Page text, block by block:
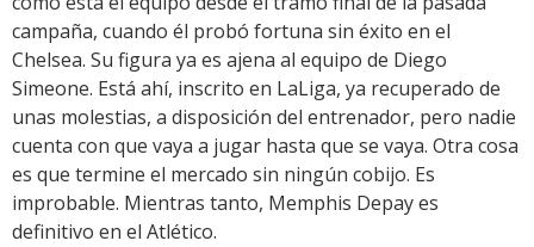
campaña, cuando él probó fortuna sin éxito en el
Chelsea. Su figura ya es ajena al equipo de Diego
Simeone. Está ahí, inscrito en LaLiga, ya recuperado de
unas molestias, a disposición del entrenador, pero nadie
cuenta con que vaya a jugar hasta que se vaya. Otra cosa
es que termine el mercado sin ningún cobijo. Es
improbable. Mientras tanto, Memphis Depay es
definitivo en el Atlético.